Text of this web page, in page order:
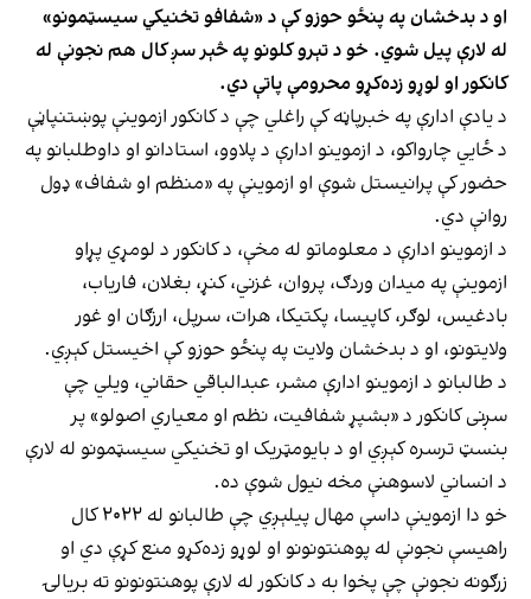
او د بدخشان په پنځو حوزو کې د «شفافو تخنیکي سیسټمونو»
له لارې پیل شوي. خو د تېرو کلونو په څېر سږ کال هم نجونې له
کانکور او لوړو زده‌کړو محرومې پاتې دي.
د یادې ادارې په خبرپاڼه کې راغلي چې د کانکور ازموینې پوښتنپاڼې
د ځايي چارواکو، د ازموینو ادارې د پلاوو، استادانو او داوطلبانو په
حضور کې پرانیستل شوې او ازموینې په «منظم او شفاف» ډول
روانې دي.
د ازموینو ادارې د معلوماتو له مخې، د کانکور د لومړي پړاو
ازموینې په میدان وردګ، پروان، غزني، کنړ، بغلان، فاریاب،
بادغیس، لوګر، کاپیسا، پکتیکا، هرات، سرپل، ارزګان او غور
ولایتونو، او د بدخشان ولایت په پنځو حوزو کې اخیستل کېږي.
د طالبانو د ازموینو ادارې مشر، عبدالباقي حقاني، ویلي چې
سږنی کانکور د «بشپړ شفافیت، نظم او معیاري اصولو» پر
بنسټ ترسره کېږي او د بایومټریک او تخنیکي سیسټمونو له لارې
د انساني لاسوهنې مخه نیول شوې ده.
خو دا ازموینې داسې مهال پیلېږي چې طالبانو له ۲۰۲۲ کال
راهیسې نجونې له پوهنتونونو او لوړو زده‌کړو منع کړې دي او
زرګونه نجونې چې پخوا به د کانکور له لارې پوهنتونونو ته بریالۍ